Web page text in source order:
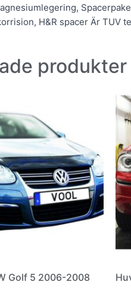
H&R spacer Är TUV
produkter
Golf 5 2006-2008